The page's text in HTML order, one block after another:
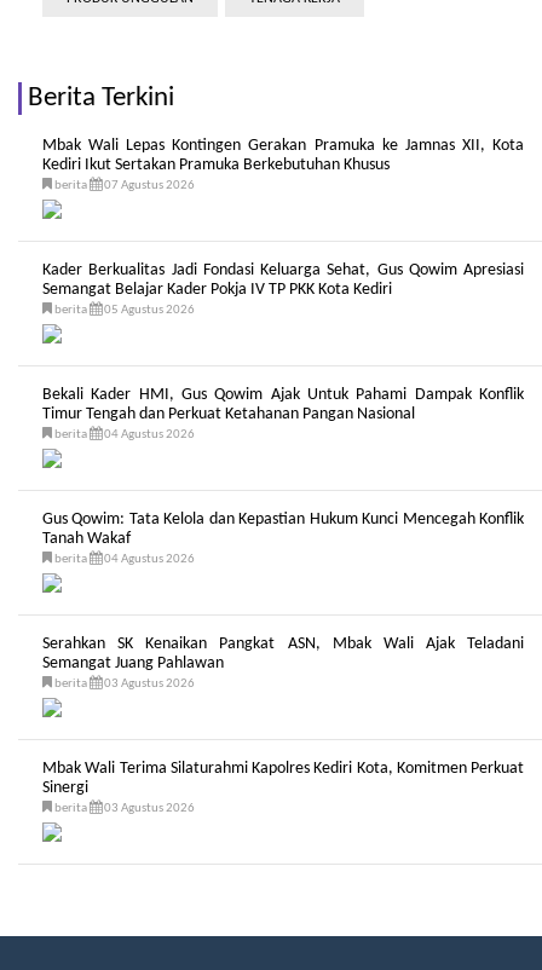
Berita Terkini
Mbak Wali Lepas Kontingen Gerakan Pramuka ke Jamnas XII, Kota
Kediri Ikut Sertakan Pramuka Berkebutuhan Khusus
berita 07 Agustus 2026
Kader Berkualitas Jadi Fondasi Keluarga Sehat, Gus Qowim Apresiasi
Semangat Belajar Kader Pokja IV TP PKK Kota Kediri
berita 05 Agustus 2026
Bekali Kader HMI, Gus Qowim Ajak Untuk Pahami Dampak Konflik
Timur Tengah dan Perkuat Ketahanan Pangan Nasional
berita 04 Agustus 2026
Gus Qowim: Tata Kelola dan Kepastian Hukum Kunci Mencegah Konflik
Tanah Wakaf
berita 04 Agustus 2026
Serahkan SK Kenaikan Pangkat ASN, Mbak Wali Ajak Teladani
Semangat Juang Pahlawan
berita 03 Agustus 2026
Mbak Wali Terima Silaturahmi Kapolres Kediri Kota, Komitmen Perkuat
Sinergi
berita 03 Agustus 2026